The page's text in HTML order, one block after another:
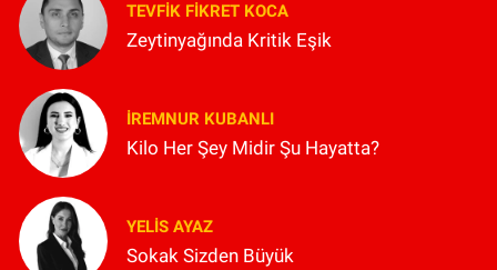
TEVFIK FIKRET KOCA
Zeytinyağında Kritik Eşik
İREMNUR KUBANLI
Kilo Her Şey Midir Şu Hayatta?
YELIS AYAZ
Sokak Sizden Büyük